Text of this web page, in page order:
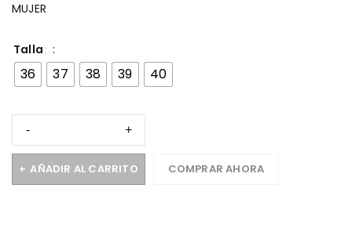
MUJER
Talla
36 37 38 39 40
AÑADIR AL CARRITO COMPRAR AHORA